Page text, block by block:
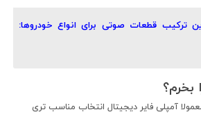
ترکیب قطعات صوتی برای انواع خودروها:
بخرم؟
آمپلی فایر دیجیتال انتخاب مناسب تری